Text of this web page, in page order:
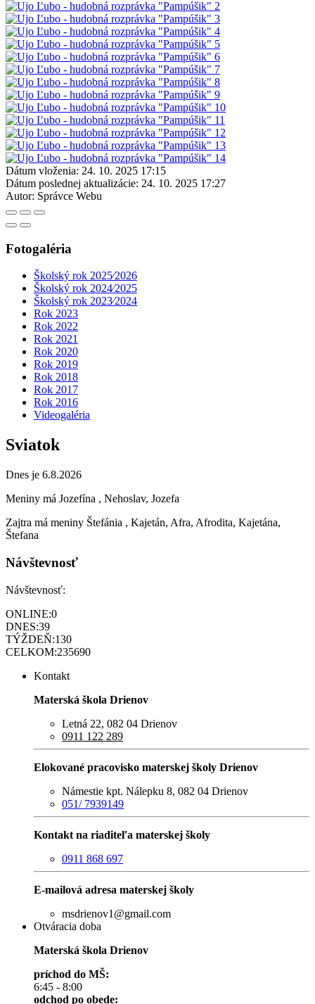
Dátum vloženia: 24. 10. 2025 17:15
Dátum poslednej aktualizácie: 24. 10. 2025 17:27
Autor: Správce Webu
Fotogaléria
Školský rok 2025⁄2026
Školský rok 2024⁄2025
Školský rok 2023⁄2024
Rok 2023
Rok 2022
Rok 2021
Rok 2020
Rok 2019
Rok 2018
Rok 2017
Rok 2016
Videogaléria
Sviatok
Dnes je 6.8.2026
Meniny má Jozefína , Nehoslav, Jozefa
Zajtra má meniny Štefánia , Kajetán, Afra, Afrodita, Kajetána,
Štefana
Návštevnosť
Návštevnosť:
ONLINE:0
DNES:39
TÝŽDEŇ:130
CELKOM:235690
Kontakt
Materská škola Drienov
Letná 22, 082 04 Drienov
0911 122 289
Elokované pracovisko materskej školy Drienov
Námestie kpt. Nálepku 8, 082 04 Drienov
051/ 7939149
Kontakt na riaditeľa materskej školy
0911 868 697
E-mailová adresa materskej školy
msdrienov1@gmail.com
Otváracia doba
Materská škola Drienov
príchod do MŠ:
6:45 - 8:00
odchod po obede: